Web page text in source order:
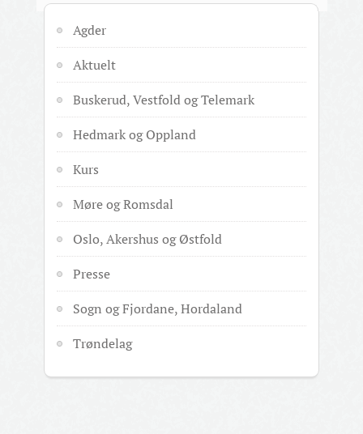
Agder
Aktuelt
Buskerud, Vestfold og Telemark
Hedmark og Oppland
Kurs
Møre og Romsdal
Oslo, Akershus og Østfold
Presse
Sogn og Fjordane, Hordaland
Trøndelag